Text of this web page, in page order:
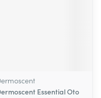
Essential Oto